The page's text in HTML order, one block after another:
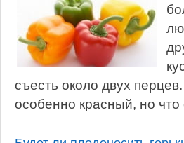
съесть около двух
особенно красный, но